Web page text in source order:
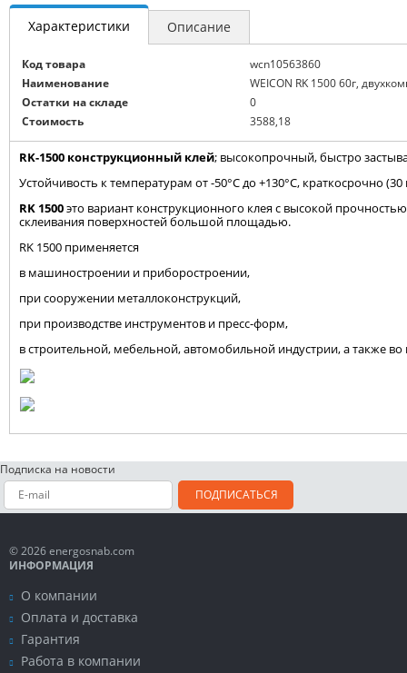
Характеристики Описание
Код товара
wcn10563860
Наименование
WEICON RK 1500 60г,
Остатки на складе
0
Стоимость
3588,18
RK-1500 конструкционный клей; высокопрочный, быстро
Устойчивость к температурам от -50°C до +130°C, краткосрочно (30
RK 1500это вариант конструкционного клея с высокой
склеивания поверхностей большой площадью.
RK 1500 применяется
в машиностроении и приборостроении,
при сооружении металлоконструкций,
при производстве инструментов и пресс-форм,
в строительной, мебельной, автомобильной индустрии, а также во
Подписка на новости
ПОДПИСАТЬСЯ
© 2026 energosnab.com
ИНФОРМАЦИЯ
О компании
Оплата и доставка
Гарантия
Работа в компании